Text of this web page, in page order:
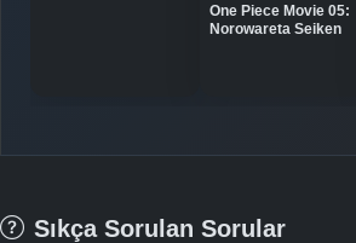
One Piece Movie 05:
Norowareta Seiken
Sıkça Sorulan Sorular